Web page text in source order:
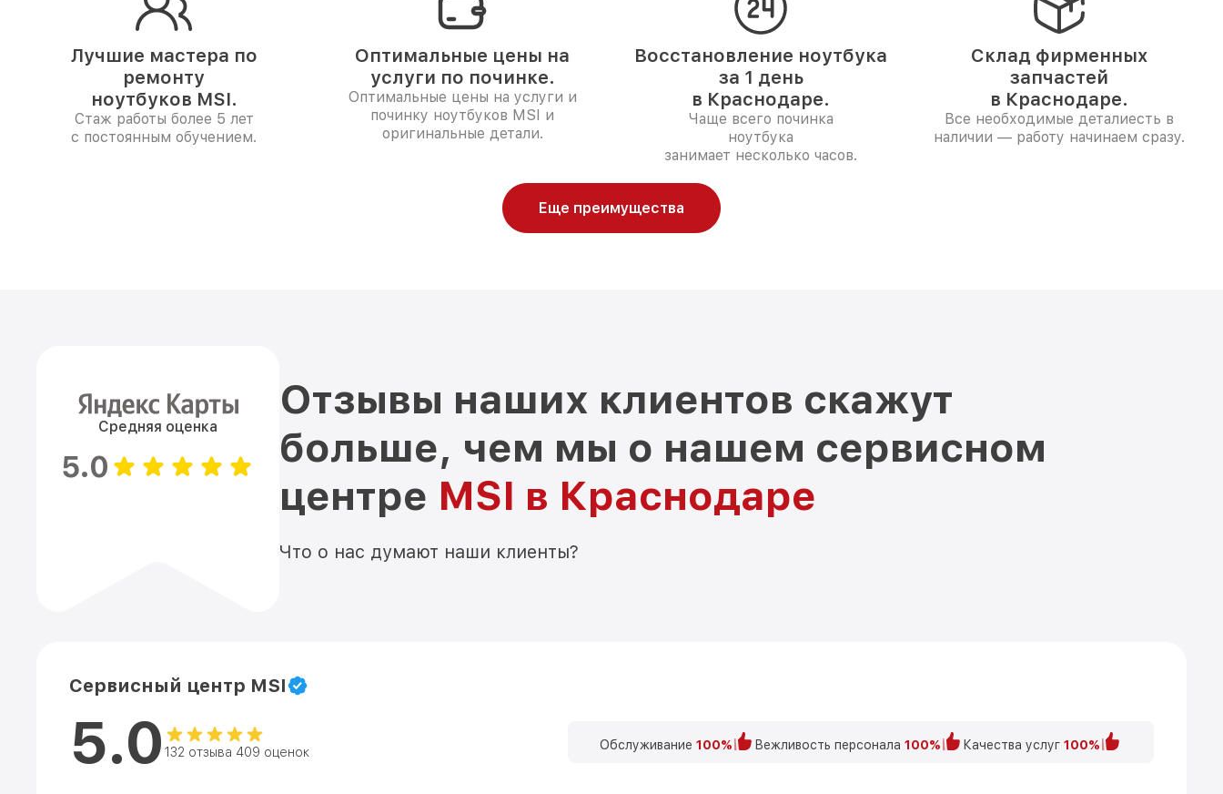
Лучшие мастера по
ремонту
ноутбуков MSI.
Стаж работы более 5 лет
с постоянным обучением.
Оптимальные цены на
услуги по починке.
Оптимальные цены на услуги и
починку ноутбуков MSI и
оригинальные детали.
Восстановление ноутбука
за 1 день
в Краснодаре.
Чаще всего починка
ноутбука
занимает несколько часов.
Склад фирменных
запчастей
в Краснодаре.
Все необходимые деталиесть в
наличии — работу начинаем сразу.
Еще преимущества
Средняя оценка
5.0
Отзывы наших клиентов скажут
больше, чем мы о нашем сервисном
центре MSI в Краснодаре
Что о нас думают наши клиенты?
Сервисный центр MSI
5.0 132 отзыва 409 оценок Обслуживание 100% Вежливость персонала 100% Качества услуг 100%